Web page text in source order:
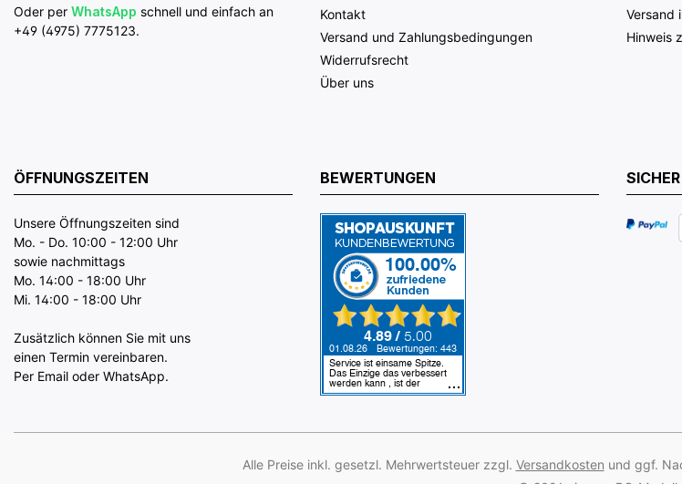
Oder per WhatsApp schnell und einfach an
+49 (4975) 7775123.
Kontakt
Versand und Zahlungsbedingungen
Widerrufsrecht
Über uns
Versand
Hinweis
ÖFFNUNGSZEITEN
Unsere Öffnungszeiten sind
Mo. - Do. 10:00 - 12:00 Uhr
sowie nachmittags
Mo. 14:00 - 18:00 Uhr
Mi. 14:00 - 18:00 Uhr
Zusätzlich können Sie mit uns
einen Termin vereinbaren.
Per Email oder WhatsApp.
BEWERTUNGEN
Alle Preise inkl. gesetzl. Mehrwertsteuer zzgl. Versandkosten und ggf.